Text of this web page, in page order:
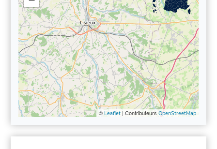
© Leaflet| Contributeurs OpenStreetMap